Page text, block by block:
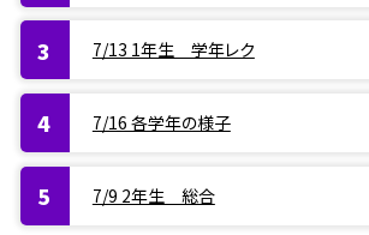
7/13 1年生 学年レク
7/16 各学年の様子
7/9 2年生 総合